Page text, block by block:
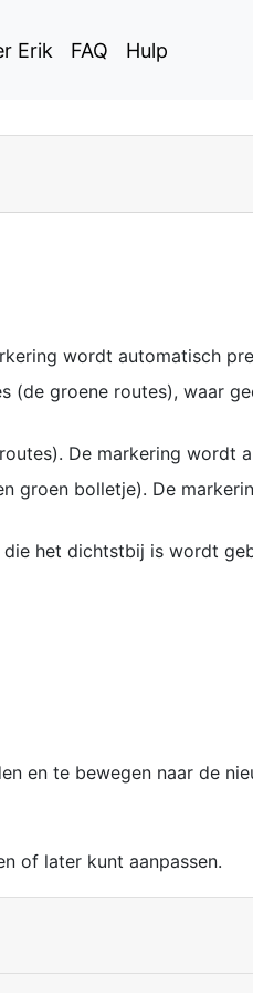
Erik FAQ Hulp
wordt automatisch
(de groene routes), waar
De markering wordt
groen bolletje). De
het dichtstbij is wordt
en te bewegen naar de
of later kunt aanpassen.